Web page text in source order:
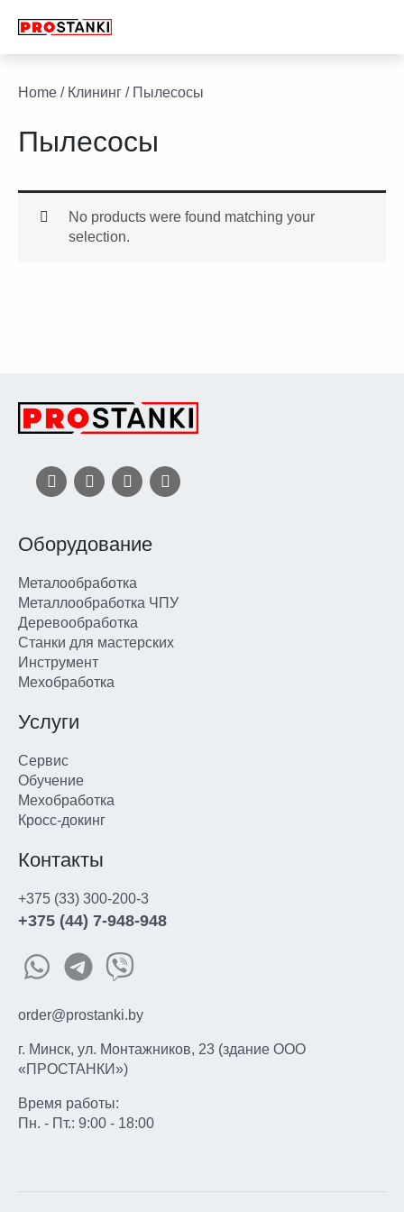
Home / Клининг / Пылесосы
Пылесосы
No products were found matching your
selection.
Оборудование
Металообработка
Металлообработка ЧПУ
Деревообработка
Станки для мастерских
Инструмент
Мехобработка
Услуги
Сервис
Обучение
Мехобработка
Кросс-докинг
Контакты
+375 (33) 300-200-3
+375 (44) 7-948-948
order@prostanki.by
г. Минск, ул. Монтажников, 23 (здание ООО
«ПРОСТАНКИ»)
Время работы:
Пн. - Пт.: 9:00 - 18:00